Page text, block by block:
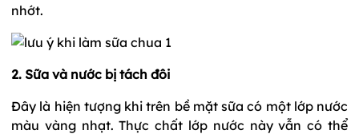
nhớt.
2. Sữa và nước bị tách đôi
Đây là hiện tượng khi trên bề mặt sữa có một lớp nước
màu vàng nhạt. Thực chất lớp nước này vẫn có thể